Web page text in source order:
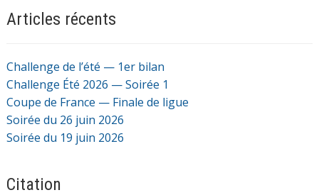
Articles récents
Challenge de l’été — 1er bilan
Challenge Été 2026 — Soirée 1
Coupe de France — Finale de ligue
Soirée du 26 juin 2026
Soirée du 19 juin 2026
Citation